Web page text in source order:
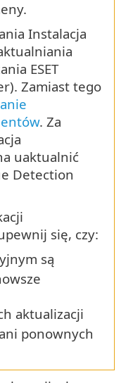
Instalacja
ESET
Zamiast tego
. Za
uaktualnić
Detection
się, czy:
są
aktualizacji
ponownych